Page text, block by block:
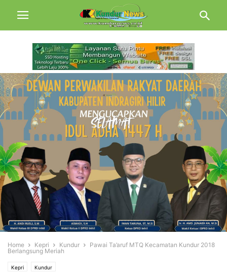
Home Kepri Kundur
Pawai Ta’aruf MTQ Kecamatan Kundur 2018
Berlangsung Meriah
Kepri Kundur